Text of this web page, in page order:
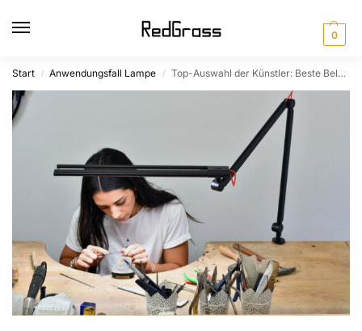
0
Start / Anwendungsfall Lampe / Top-Auswahl der Künstler: Beste Beleuchtung für Kunst und Handwerk